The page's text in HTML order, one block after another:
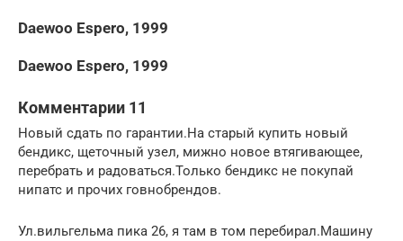
Daewoo Espero, 1999
Daewoo Espero, 1999
Комментарии 11
Новый сдать по гарантии.На старый купить новый
бендикс, щеточный узел, мижно новое втягивающее,
перебрать и радоваться.Только бендикс не покупай
нипатс и прочих говнобрендов.
Ул.вильгельма пика 26, я там в том перебирал.Машину